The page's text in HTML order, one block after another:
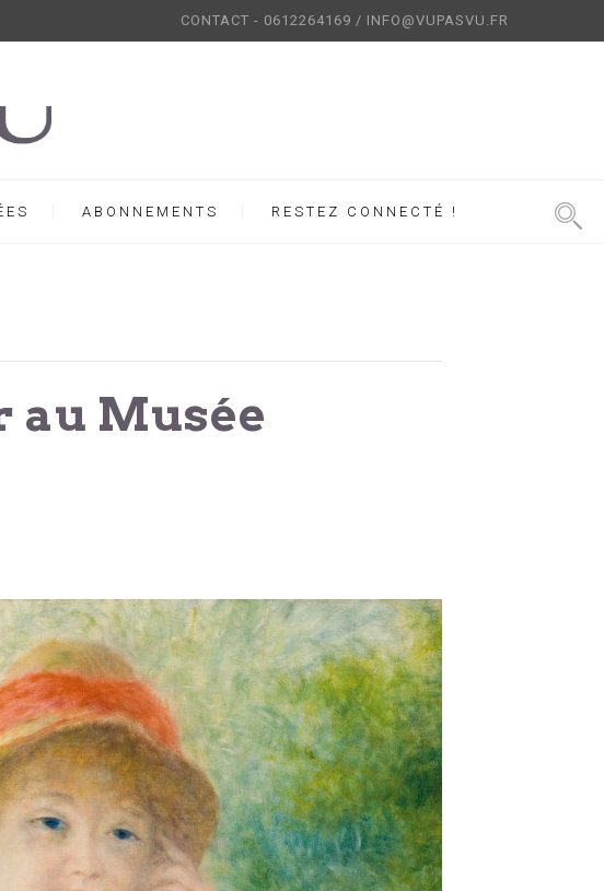
CONTACT - 0612264169 / INFO@VUPASVU.FR
ABONNEMENTS RESTEZ CONNECTÉ !
au Musée